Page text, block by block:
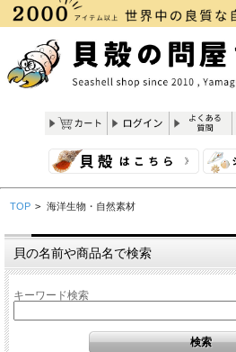
TOP > 海洋生物・自然素材
貝の名前や商品名で検索
キーワード検索